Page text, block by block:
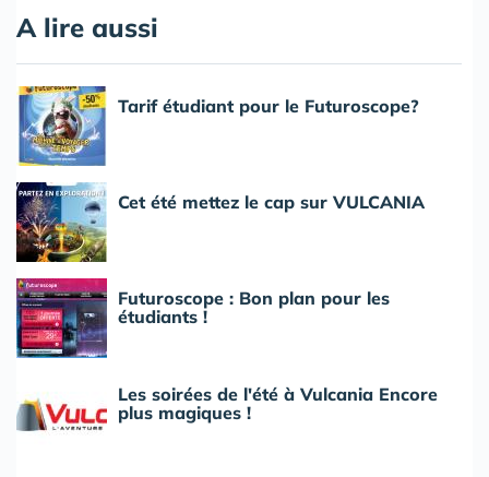
A lire aussi
Tarif étudiant pour le Futuroscope?
Cet été mettez le cap sur VULCANIA
Futuroscope : Bon plan pour les
étudiants !
Les soirées de l'été à Vulcania Encore
plus magiques !